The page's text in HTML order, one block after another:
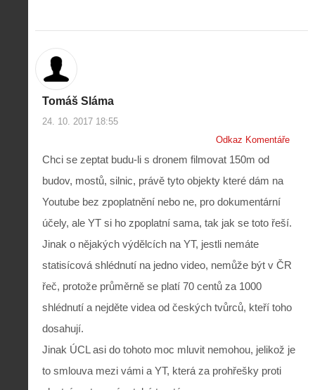
Tomáš Sláma
24. 10. 2017 18:55
Odkaz Komentáře
Chci se zeptat budu-li s dronem filmovat 150m od
budov, mostů, silnic, právě tyto objekty které dám na
Youtube bez zpoplatnění nebo ne, pro dokumentární
účely, ale YT si ho zpoplatní sama, tak jak se toto řeší.
Jinak o nějakých výdělcích na YT, jestli nemáte
statisícová shlédnutí na jedno video, nemůže být v ČR
řeč, protože průměrně se platí 70 centů za 1000
shlédnutí a nejděte videa od českých tvůrců, kteří toho
dosahují.
Jinak ÚCL asi do tohoto moc mluvit nemohou, jelikož je
to smlouva mezi vámi a YT, která za prohřešky proti